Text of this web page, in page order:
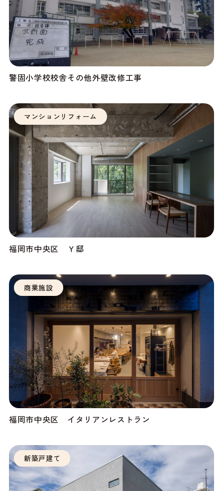
警固小学校校舎その他外壁改修工事
マンションリフォーム
福岡市中央区 Ｙ邸
商業施設
福岡市中央区 イタリアンレストラン
新築戸建て